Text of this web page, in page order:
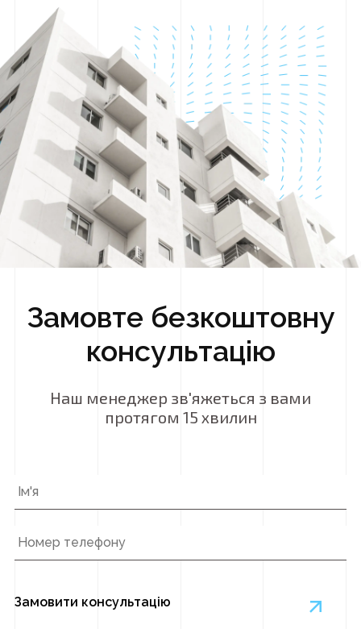
Замовте безкоштовну
консультацію
Наш менеджер зв'яжеться з вами
протягом 15 хвилин
телефону *